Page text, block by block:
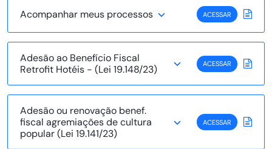
Acompanhar meus processos ACESSAR
Adesão ao Benefício Fiscal
Retrofit Hotéis - (Lei 19.148/23)
ACESSAR
Adesão ou renovação benef.
fiscal agremiações de cultura
popular (Lei 19.141/23)
ACESSAR